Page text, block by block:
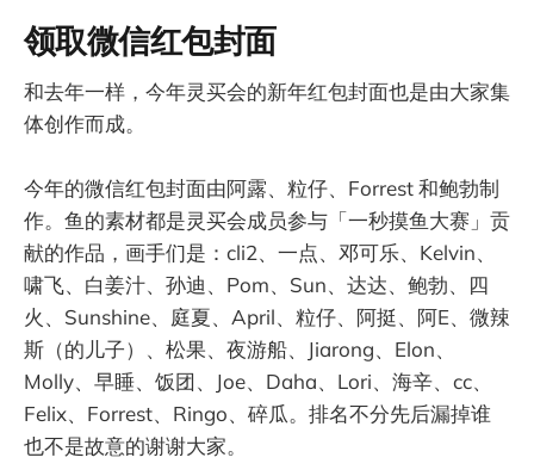
领取微信红包封面
和去年一样，今年灵买会的新年红包封面也是由大家集
体创作而成。
今年的微信红包封面由阿露、粒仔、Forrest 和鲍勃制
作。鱼的素材都是灵买会成员参与「一秒摸鱼大赛」贡
献的作品，画手们是：cli2、一点、邓可乐、Kelvin、
啸飞、白姜汁、孙迪、Pom、Sun、达达、鲍勃、四
火、Sunshine、庭夏、April、粒仔、阿挺、阿E、微辣
斯（的儿子）、松果、夜游船、Jiarong、Elon、
Molly、早睡、饭团、Joe、Daha、Lori、海辛、cc、
Felix、Forrest、Ringo、碎瓜。排名不分先后漏掉谁
也不是故意的谢谢大家。